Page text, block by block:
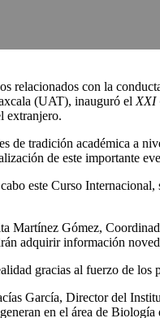
relacionados con la
(UAT), inauguró el XXI
extranjero.
de tradición académica a
de este importante
este Curso
Martínez Gómez,
adquirir información
gracias al fuerzo de
García, Director del
en el área de Biología